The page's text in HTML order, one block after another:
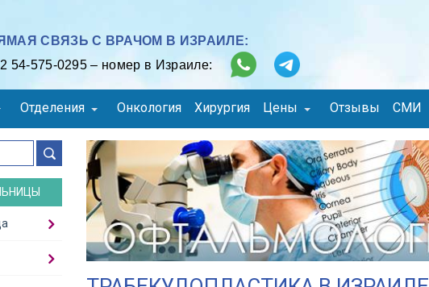
СВЯЗЬ С ВРАЧОМ В ИЗРАИЛЕ:
54-575-0295 – номер в Израиле:
Отделения Онкология Хирургия Цены Отзывы СМИ